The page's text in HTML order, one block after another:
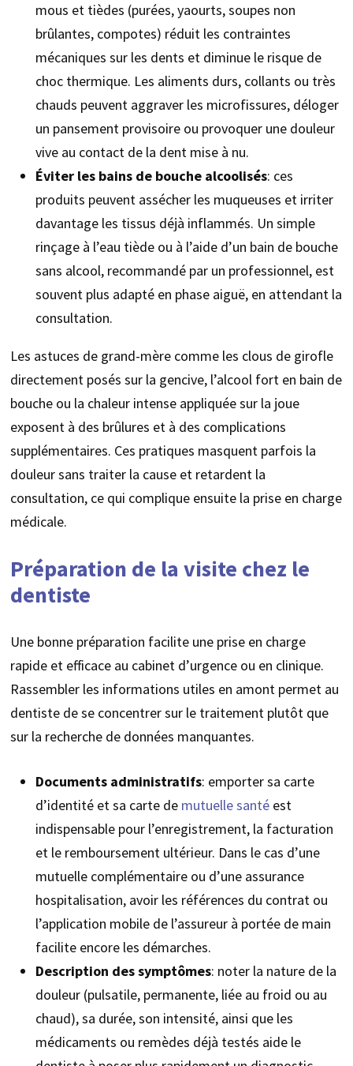
mous et tièdes (purées, yaourts, soupes non
brûlantes, compotes) réduit les contraintes
mécaniques sur les dents et diminue le risque de
choc thermique. Les aliments durs, collants ou très
chauds peuvent aggraver les microfissures, déloger
un pansement provisoire ou provoquer une douleur
vive au contact de la dent mise à nu.
Éviter les bains de bouche alcoolisés: ces
produits peuvent assécher les muqueuses et irriter
davantage les tissus déjà inflammés. Un simple
rinçage à l’eau tiède ou à l’aide d’un bain de bouche
sans alcool, recommandé par un professionnel, est
souvent plus adapté en phase aiguë, en attendant la
consultation.
Les astuces de grand-mère comme les clous de girofle
directement posés sur la gencive, l’alcool fort en bain de
bouche ou la chaleur intense appliquée sur la joue
exposent à des brûlures et à des complications
supplémentaires. Ces pratiques masquent parfois la
douleur sans traiter la cause et retardent la
consultation, ce qui complique ensuite la prise en charge
médicale.
Préparation de la visite chez le
dentiste
Une bonne préparation facilite une prise en charge
rapide et efficace au cabinet d’urgence ou en clinique.
Rassembler les informations utiles en amont permet au
dentiste de se concentrer sur le traitement plutôt que
sur la recherche de données manquantes.
Documents administratifs: emporter sa carte
d’identité et sa carte de mutuelle santéest
indispensable pour l’enregistrement, la facturation
et le remboursement ultérieur. Dans le cas d’une
mutuelle complémentaire ou d’une assurance
hospitalisation, avoir les références du contrat ou
l’application mobile de l’assureur à portée de main
facilite encore les démarches.
Description des symptômes: noter la nature de la
douleur (pulsatile, permanente, liée au froid ou au
chaud), sa durée, son intensité, ainsi que les
médicaments ou remèdes déjà testés aide le